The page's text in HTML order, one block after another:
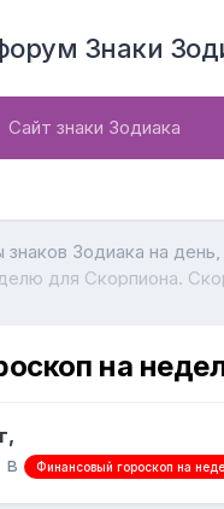
Знаки
Сайт знаки Зодиака
знаков Зодиака на
для Скорпиона.
на
в Финансовый гороскоп на